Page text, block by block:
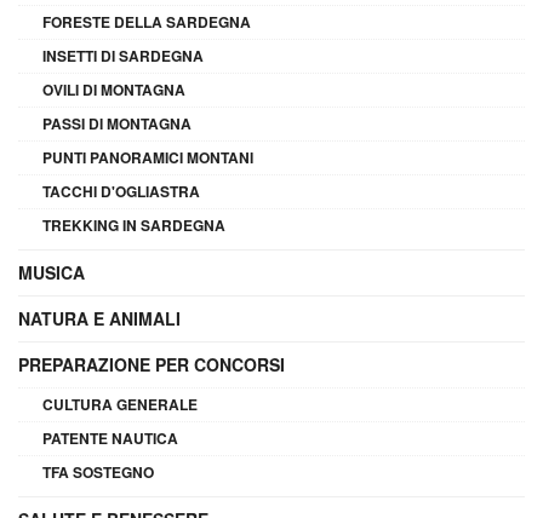
FORESTE DELLA SARDEGNA
INSETTI DI SARDEGNA
OVILI DI MONTAGNA
PASSI DI MONTAGNA
PUNTI PANORAMICI MONTANI
TACCHI D'OGLIASTRA
TREKKING IN SARDEGNA
MUSICA
NATURA E ANIMALI
PREPARAZIONE PER CONCORSI
CULTURA GENERALE
PATENTE NAUTICA
TFA SOSTEGNO